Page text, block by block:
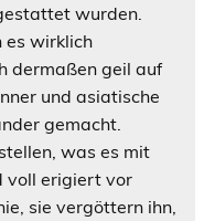
wurden.
es wirklich
dermaßen geil auf
und asiatische
gemacht.
was es mit
voll erigiert vor
sie vergöttern ihn,